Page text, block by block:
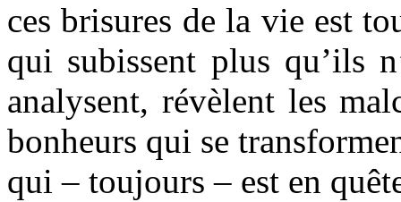
ces brisures de la vie est
qui subissent plus qu’ils
analysent, révèlent les
bonheurs qui se
qui – toujours – est en